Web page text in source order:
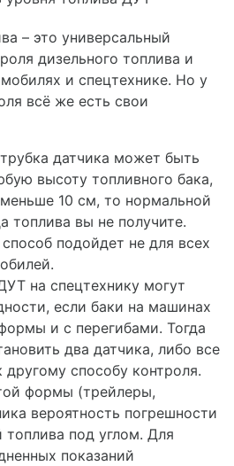
– это универсальный
дизельного топлива и
и спецтехнике. Но у
всё же есть свои
датчика может быть
высоту топливного бака,
10 см, то нормальной
топлива вы не получите.
подойдет не для всех
на спецтехнику могут
если баки на машинах
и с перегибами. Тогда
два датчика, либо все
другому способу контроля.
формы (трейлеры,
вероятность погрешности
топлива под углом. Для
показаний